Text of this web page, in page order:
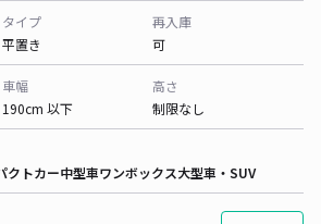
タイプ
平置き
再入庫
可
車幅
190cm 以下
高さ
制限なし
クトカー中型車ワンボックス大型車・SUV